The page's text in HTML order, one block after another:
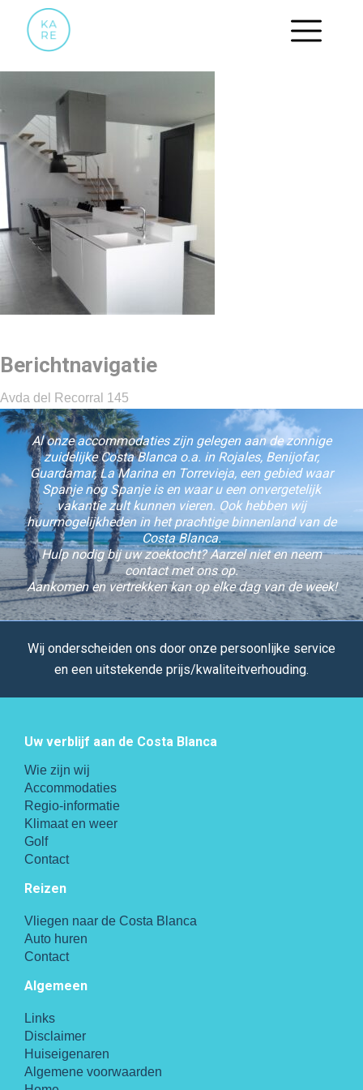
ROJALES APRIL 2017 128
Berichtnavigatie
Avda del Recorral 145
Al onze accommodaties zijn gelegen aan de zonnige
zuidelijke Costa Blanca o.a. in Rojales, Benijofar,
Guardamar, La Marina en Torrevieja, een gebied waar
Spanje nog Spanje is en waar u een onvergetelijk
vakantie zult kunnen vieren. Ook hebben wij
huurmogelijkheden in het prachtige binnenland van de
Costa Blanca.
Hulp nodig bij uw zoektocht? Aarzel niet en neem
contact met ons op.
Aankomen en vertrekken kan op elke dag van de week!
Wij onderscheiden ons door onze persoonlijke service
en een uitstekende prijs/kwaliteitverhouding.
Uw verblijf aan de Costa Blanca
Wie zijn wij
Accommodaties
Regio-informatie
Klimaat en weer
Golf
Contact
Reizen
Vliegen naar de Costa Blanca
Auto huren
Contact
Algemeen
Links
Disclaimer
Huiseigenaren
Algemene voorwaarden